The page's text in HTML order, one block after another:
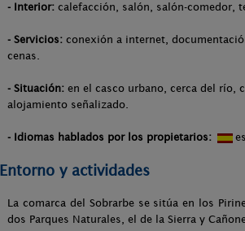
- Interior: calefacción, salón, salón-comedor,
- Servicios: conexión a internet,
cenas.
- Situación: en el casco urbano, cerca del río,
alojamiento señalizado.
- Idiomas hablados por los propietarios:
Entorno y actividades
La comarca del Sobrarbe se sitúa en los
dos Parques Naturales, el de la Sierra y